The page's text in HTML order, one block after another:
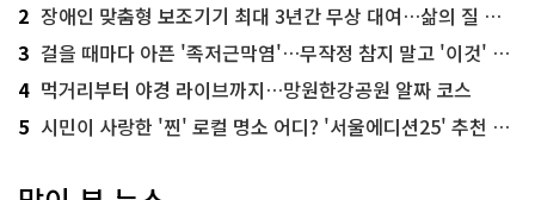
2 장애인 맞춤형 보조기기 최대 3년간 무상 대여…삶의 질 높인다
3 걸을 때마다 아픈 '족저근막염'…무작정 참지 말고 '이것' 해보세요!
4 먹거리부터 야경 라이브까지…망원한강공원 알짜 코스
5 시민이 사랑한 '찐' 로컬 명소 어디? '서울에디션25' 추천 코스